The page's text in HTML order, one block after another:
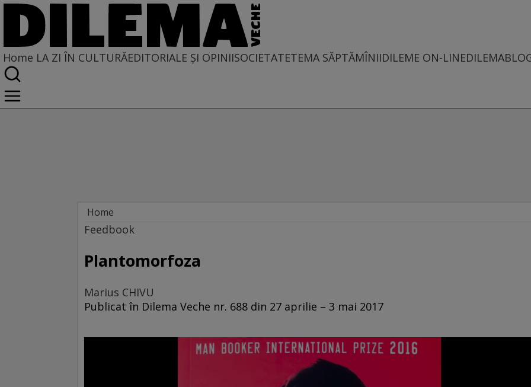
Home LA ZI ÎN CULTURĂEDITORIALE ȘI OPINIISOCIETATETEMA SĂPTĂMÎNIIDILEME ON-LINE
Home
La zi în cultură
Feedbook
Plantomorfoza
Marius CHIVU
Publicat în Dilema Veche nr. 688 din 27 aprilie – 3 mai 2017